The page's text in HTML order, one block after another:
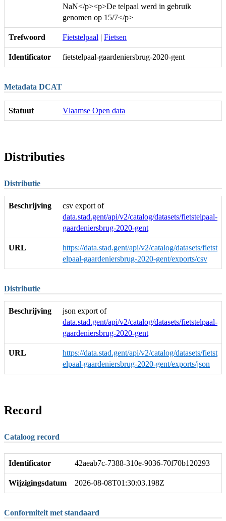
NaN</p><p>De telpaal werd in gebruik
genomen op 15/7</p>
Trefwoord Fietstelpaal | Fietsen
Identificator fietstelpaal-gaardeniersbrug-2020-gent
Metadata DCAT
Statuut Vlaamse Open data
Distributies
Distributie
Beschrijving
csv export of
data.stad.gent/api/v2/catalog/datasets/fietstelpaal-
gaardeniersbrug-2020-gent
URL
https://data.stad.gent/api/v2/catalog/datasets/fietst
elpaal-gaardeniersbrug-2020-gent/exports/csv
Distributie
Beschrijving
json export of
data.stad.gent/api/v2/catalog/datasets/fietstelpaal-
gaardeniersbrug-2020-gent
URL
https://data.stad.gent/api/v2/catalog/datasets/fietst
elpaal-gaardeniersbrug-2020-gent/exports/json
Record
Cataloog record
Identificator 42aeab7c-7388-310e-9036-70f70b120293
Wijzigingsdatum 2026-08-08T01:30:03.198Z
Conformiteit met standaard